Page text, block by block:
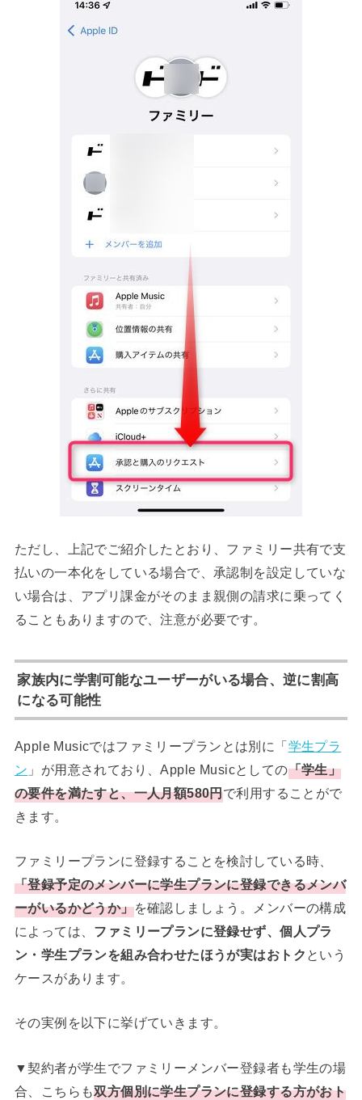
ただし、上記でご紹介したとおり、ファミリー共有で支
払いの一本化をしている場合で、承認制を設定していな
い場合は、アプリ課金がそのまま親側の請求に乗ってく
ることもありますので、注意が必要です。
家族内に学割可能なユーザーがいる場合、逆に割高
になる可能性
Apple Musicではファミリープランとは別に「学生プラ
ン 」が用意されており、Apple Musicとしての「学生」
の要件を満たすと、一人月額580円で利用することがで
きます。
ファミリープランに登録することを検討している時、
「登録予定のメンバーに学生プランに登録できるメンバ
ーがいるかどうか」を確認しましょう。メンバーの構成
によっては、 ファミリープランに登録せず、個人プラ
ン・学生プランを組み合わせたほうが実はおトク という
ケースがあります。
その実例を以下に挙げていきます。
▼契約者が学生でファミリーメンバー登録者も学生の場
合、こちらも双方個別に学生プランに登録する方がおト